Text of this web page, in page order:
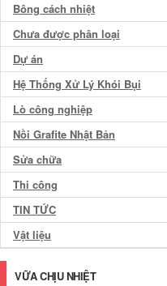
Bông cách nhiệt
Chưa được phân loại
Dự án
Hệ Thống Xử Lý Khói Bụi
Lò công nghiệp
Nồi Grafite Nhật Bản
Sửa chữa
Thi công
TIN TỨC
Vật liệu
VỮA CHỊU NHIỆT